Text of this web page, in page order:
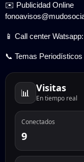
✉️ Publicidad Online
📱 Call center
📞 Temas
📊 Visitas
En tiempo real
Conectados
9